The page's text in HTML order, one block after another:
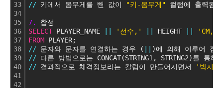
33
34
35
36
37
38
39
40
41
42
// 키에서 몸무게를 뺀 값이 "키-몸무게" 컬럼에 출력됨
7.
합성
SELECT PLAYER_NAME '선수,' HEIGHT 'CM,'
FROM PLAYER;
// 문자와 문자를 연결하는 경우 (
)에 의해 이루어 짐
// 다른 방법으로는 CONCAT(STRING1, STRING2)를 통해
// 결과적으로 체격정보라는 칼럼이 만들어지면서 '박지성